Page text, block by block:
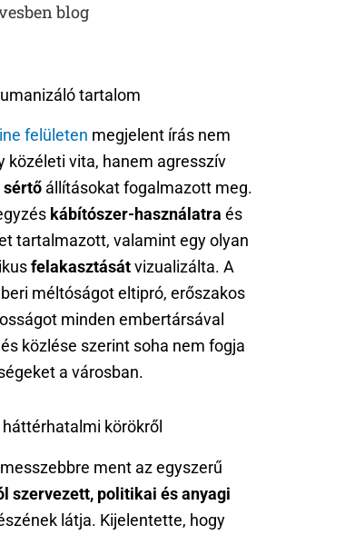
blog
tartalom
felületen megjelent írás nem
közéleti vita, hanem agresszív
sértő állításokat fogalmazott meg.
kábítószer-használatra és
tartalmazott, valamint egy olyan
felakasztásátvizualizálta. A
méltóságot eltipró, erőszakos
minden embertársával
közlése szerint soha nem fogja
a városban.
körökről
messzebbre ment az egyszerű
szervezett, politikai és anyagi
látja. Kijelentette, hogy